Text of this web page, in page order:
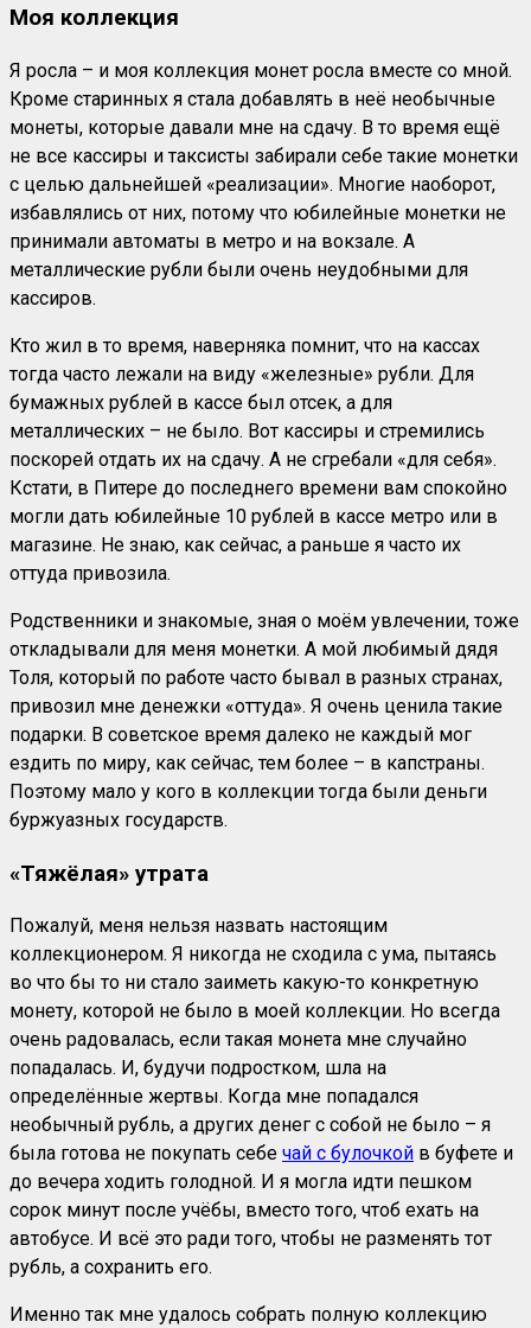
Моя коллекция
Я росла – и моя коллекция монет росла вместе со мной.
Кроме старинных я стала добавлять в неё необычные
монеты, которые давали мне на сдачу. В то время ещё
не все кассиры и таксисты забирали себе такие монетки
с целью дальнейшей «реализации». Многие наоборот,
избавлялись от них, потому что юбилейные монетки не
принимали автоматы в метро и на вокзале. А
металлические рубли были очень неудобными для
кассиров.
Кто жил в то время, наверняка помнит, что на кассах
тогда часто лежали на виду «железные» рубли. Для
бумажных рублей в кассе был отсек, а для
металлических – не было. Вот кассиры и стремились
поскорей отдать их на сдачу. А не сгребали «для себя».
Кстати, в Питере до последнего времени вам спокойно
могли дать юбилейные 10 рублей в кассе метро или в
магазине. Не знаю, как сейчас, а раньше я часто их
оттуда привозила.
Родственники и знакомые, зная о моём увлечении, тоже
откладывали для меня монетки. А мой любимый дядя
Толя, который по работе часто бывал в разных странах,
привозил мне денежки «оттуда». Я очень ценила такие
подарки. В советское время далеко не каждый мог
ездить по миру, как сейчас, тем более – в капстраны.
Поэтому мало у кого в коллекции тогда были деньги
буржуазных государств.
«Тяжёлая» утрата
Пожалуй, меня нельзя назвать настоящим
коллекционером. Я никогда не сходила с ума, пытаясь
во что бы то ни стало заиметь какую-то конкретную
монету, которой не было в моей коллекции. Но всегда
очень радовалась, если такая монета мне случайно
попадалась. И, будучи подростком, шла на
определённые жертвы. Когда мне попадался
необычный рубль, а других денег с собой не было – я
была готова не покупать себе чай с булочкой в буфете и
до вечера ходить голодной. И я могла идти пешком
сорок минут после учёбы, вместо того, чтоб ехать на
автобусе. И всё это ради того, чтобы не разменять тот
рубль, а сохранить его.
Именно так мне удалось собрать полную коллекцию